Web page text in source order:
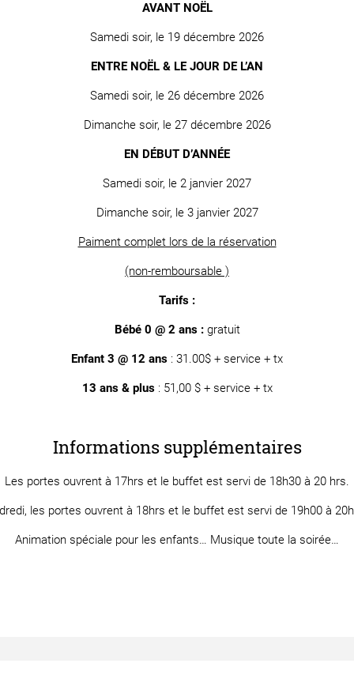
AVANT NOËL
Samedi soir, le 19 décembre 2026
ENTRE NOËL & LE JOUR DE L’AN
Samedi soir, le 26 décembre 2026
Dimanche soir, le 27 décembre 2026
EN DÉBUT D’ANNÉE
Samedi soir, le 2 janvier 2027
Dimanche soir, le 3 janvier 2027
Paiment complet lors de la réservation
(non-remboursable )
Tarifs :
Bébé 0 @ 2 ans :gratuit
Enfant 3 @ 12 ans : 31.00$ + service + tx
13 ans & plus: 51,00 $ + service + tx
Informations supplémentaires
Les portes ouvrent à 17hrs et le buffet est servi de 18h30 à 20 hrs.
les portes ouvrent à 18hrs et le buffet est servi de 19h00 à
Animation spéciale pour les enfants… Musique toute la soirée…